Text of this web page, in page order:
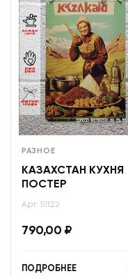
РАЗНОЕ
КАЗАХСТАН КУХНЯ
ПОСТЕР
Арт: 51122
790,00 ₽
ПОДРОБНЕЕ